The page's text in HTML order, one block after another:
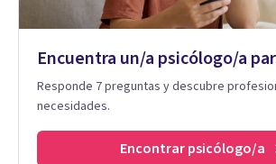
Encuentra un/a psicólogo/a
Responde 7 preguntas y descubre
necesidades.
Encontrar psicólogo/a